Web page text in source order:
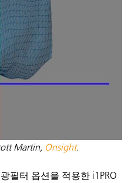
Martin, Onsight.
필터 옵션을 적용한 i1PRO